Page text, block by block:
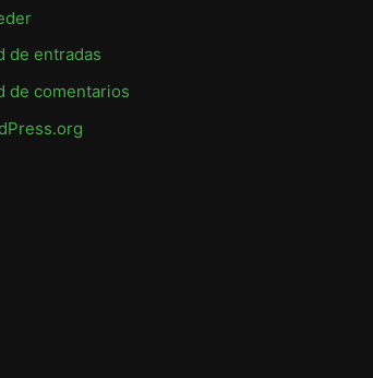
de entradas
de comentarios